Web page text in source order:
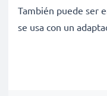
También puede ser
se usa con un